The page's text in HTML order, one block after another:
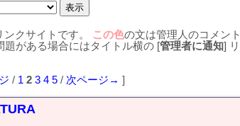
クサイトです。 この色の文は管理人のコメント
がある場合にはタイトル横の [管理者に通知]
/ 1 2 3 4 5/ 次ページ→ ]